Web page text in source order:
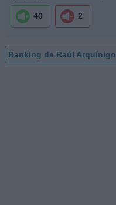
40 2
Ranking de Raúl Arquínigo